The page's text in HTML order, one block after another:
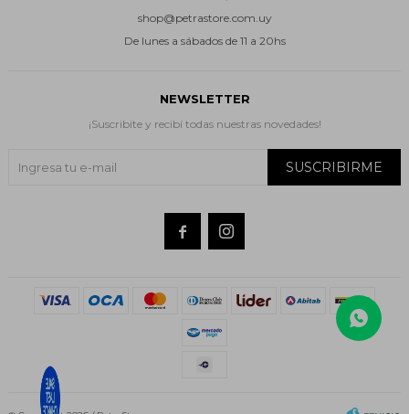
shop@petrastore.com.uy
De lunes a sábados de 11 a 20hs
NEWSLETTER
¡Suscribite y recibí todas nuestras novedades!
SUSCRIBIRME
 